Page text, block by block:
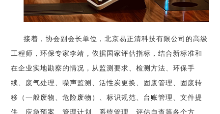
接着，协会副会长单位，北京易正清科技有限公司的高级
工程师，环保专家李靖，依据国家评估指标，结合新标准和
在企业实地勘察的情况，从监测要求、检测方法、环保手
续、废气处理、噪声监测、活性炭更换、固废管理、固废转
移（一般废物、危险废物）、标识规范、台账管理、文件提
供、应急预案、管理计划、系统管理、评估自查等各个方